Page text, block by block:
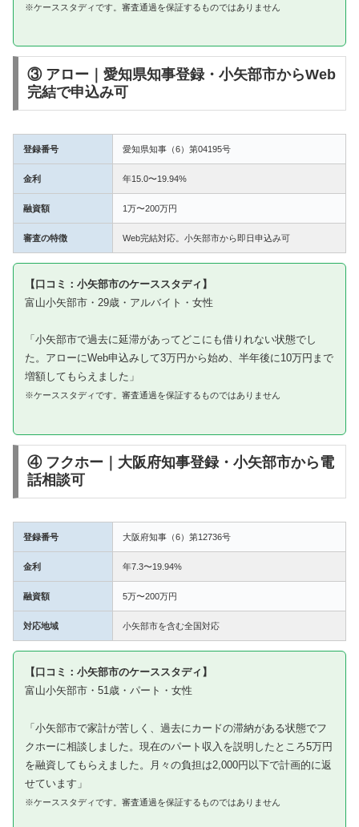
※ケーススタディです。審査通過を保証するものではありません
③ アロー｜愛知県知事登録・小矢部市からWeb
完結で申込み可
登録番号 愛知県知事（6）第04195号
金利 年15.0〜19.94%
融資額 1万〜200万円
審査の特徴 Web完結対応。小矢部市から即日申込み可
【口コミ：小矢部市のケーススタディ】
富山小矢部市・29歳・アルバイト・女性
「小矢部市で過去に延滞があってどこにも借りれない状態でし
た。アローにWeb申込みして3万円から始め、半年後に10万円まで
増額してもらえました」
※ケーススタディです。審査通過を保証するものではありません
④ フクホー｜大阪府知事登録・小矢部市から電
話相談可
登録番号 大阪府知事（6）第12736号
金利 年7.3〜19.94%
融資額 5万〜200万円
対応地域 小矢部市を含む全国対応
【口コミ：小矢部市のケーススタディ】
富山小矢部市・51歳・パート・女性
「小矢部市で家計が苦しく、過去にカードの滞納がある状態でフ
クホーに相談しました。現在のパート収入を説明したところ5万円
を融資してもらえました。月々の負担は2,000円以下で計画的に返
せています」
※ケーススタディです。審査通過を保証するものではありません